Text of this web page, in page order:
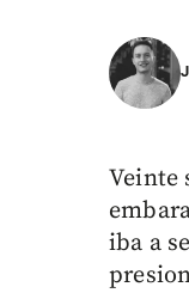
Veinte
iba a